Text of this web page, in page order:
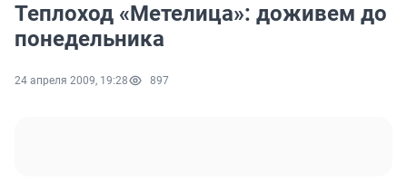
Теплоход «Метелица»: доживем до
понедельника
24 апреля 2009, 19:28 897